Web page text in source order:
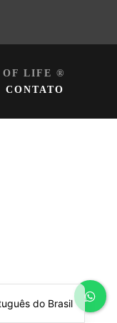
OF LIFE ®
CONTATO
do Brasil